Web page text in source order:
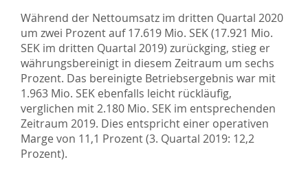
Während der Nettoumsatz im dritten Quartal 2020
um zwei Prozent auf 17.619 Mio. SEK (17.921 Mio.
SEK im dritten Quartal 2019) zurückging, stieg er
währungsbereinigt in diesem Zeitraum um sechs
Prozent. Das bereinigte Betriebsergebnis war mit
1.963 Mio. SEK ebenfalls leicht rückläufig,
verglichen mit 2.180 Mio. SEK im entsprechenden
Zeitraum 2019. Dies entspricht einer operativen
Marge von 11,1 Prozent (3. Quartal 2019: 12,2
Prozent).